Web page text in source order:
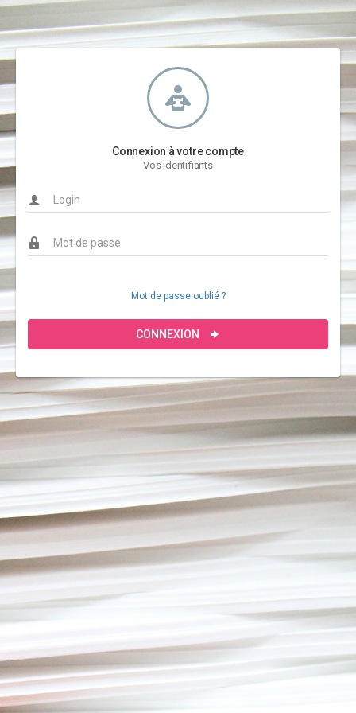
Connexion à votre compte
Vos identifiants
Mot de passe oublié ?
CONNEXION